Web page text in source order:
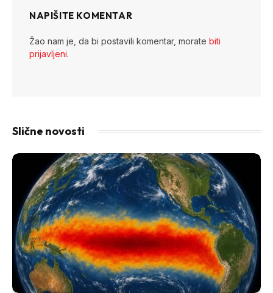
NAPIŠITE KOMENTAR
Žao nam je, da bi postavili komentar, morate biti
prijavljeni.
Slične novosti